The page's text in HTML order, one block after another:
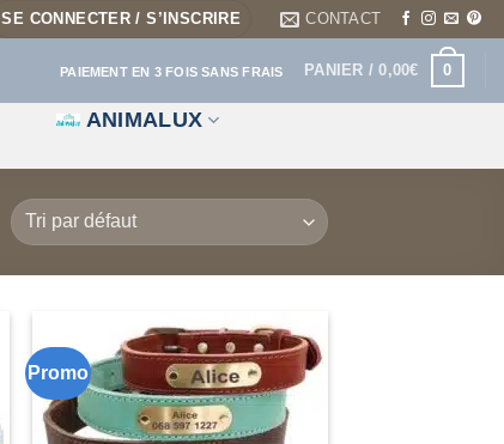
SE CONNECTER / S’INSCRIRE CONTACT
PAIEMENT EN 3 FOIS SANS FRAIS PANIER /0,00€ 0
ANIMALUX
Promo